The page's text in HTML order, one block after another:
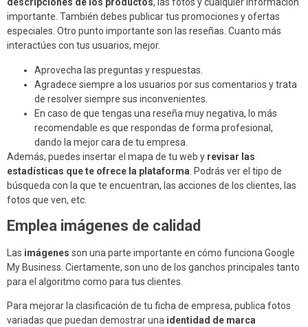
descripciones de los productos, las fotos y cualquier información
importante. También debes publicar tus promociones y ofertas
especiales. Otro punto importante son las reseñas. Cuanto más
interactúes con tus usuarios, mejor.
Aprovecha las preguntas y respuestas.
Agradece siempre a los usuarios por sus comentarios y trata
de resolver siempre sus inconvenientes.
En caso de que tengas una reseña muy negativa, lo más
recomendable es que respondas de forma profesional,
dando la mejor cara de tu empresa.
Además, puedes insertar el mapa de tu web y revisar las
estadísticas que te ofrece la plataforma . Podrás ver el tipo de
búsqueda con la que te encuentran, las acciones de los clientes, las
fotos que ven, etc.
Emplea imágenes de calidad
Las imágenes son una parte importante en cómo funciona Google
My Business. Ciertamente, son uno de los ganchos principales tanto
para el algoritmo como para tus clientes.
Para mejorar la clasificación de tu ficha de empresa, publica fotos
variadas que puedan demostrar una identidad de marca